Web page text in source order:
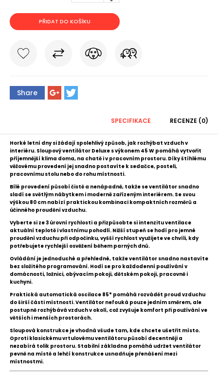
PŘIDAT DO KOŠÍKU
Share
SPECIFIKACE RECENZE (0)
Horké letní dny si žádají spolehlivý způsob, jak rozhýbat vzduch v
interiéru. Sloupový ventilátor Deluxe s výkonem 45 W pomáhá vytvořit
příjemnější klima doma, na chatě i v pracovním prostoru. Díky štíhlému
věžovému provedení jej snadno postavíte k sedačce, posteli,
pracovnímu stolu nebo do rohu místnosti.
Bílé provedení působí čistě a nenápadně, takže se ventilátor snadno
sladí se světlým nábytkem i moderně zařízeným interiérem. Se svou
výškou 80 cm nabízí praktickou kombinaci kompaktních rozměrů a
účinného proudění vzduchu.
Vyberte si ze 3 úrovní rychlosti a přizpůsobte si intenzitu ventilace
aktuální teplotě i vlastnímu pohodlí. Nižší stupeň se hodí pro jemné
proudění vzduchu při odpočinku, vyšší rychlost využijete ve chvíli, kdy
potřebujete rychlejší osvěžení během parných dnů.
Ovládání je jednoduché a přehledné, takže ventilátor snadno nastavíte
bez složitého programování. Hodí se pro každodenní používání v
domácnosti, ložnici, obývacím pokoji, dětském pokoji, pracovně i
kuchyni.
Praktická automatická oscilace 85° pomáhá rozvádět proud vzduchu
do širší části místnosti. Ventilátor nefouká pouze jedním směrem, ale
postupně rozhýbává vzduch v okolí, což zvyšuje komfort při používání ve
větších i menších prostorách.
Sloupová konstrukce je vhodná všude tam, kde chcete ušetřit místo.
Oproti klasickému vrtulovému ventilátoru působí decentněji a
nezabírá tolik prostoru. Stabilní základna pomáhá udržet ventilátor
pevně na místě a lehčí konstrukce usnadňuje přenášení mezi
místnostmi.